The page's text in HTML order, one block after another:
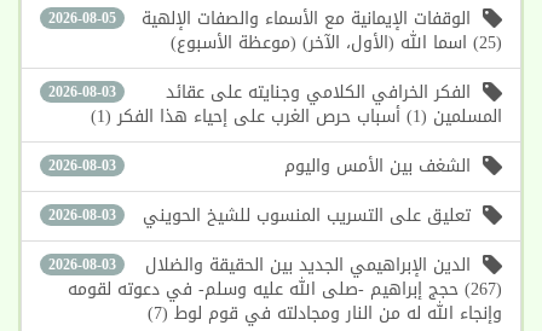
2026-08-05 الوقفات الإيمانية مع الأسماء والصفات الإلهية
(25) اسما الله (الأول، الآخر) (موعظة الأسبوع)
2026-08-03 الفكر الخرافي الكلامي وجنايته على عقائد
المسلمين (1) أسباب حرص الغرب على إحياء هذا الفكر (1)
2026-08-03 الشغف بين الأمس واليوم
2026-08-03 تعليق على التسريب المنسوب للشيخ الحويني
2026-08-03 الدين الإبراهيمي الجديد بين الحقيقة والضلال
(267) حجج إبراهيم -صلى الله عليه وسلم- في دعوته لقومه
وإنجاء الله له من النار ومجادلته في قوم لوط (7)